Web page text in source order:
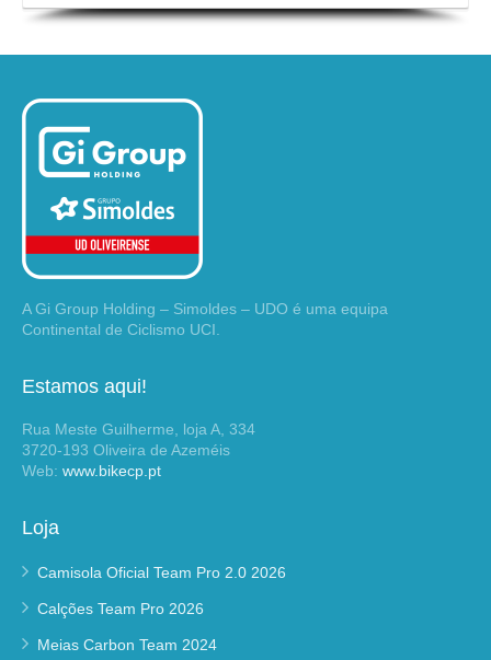
A Gi Group Holding – Simoldes – UDO é uma equipa
Continental de Ciclismo UCI.
Estamos aqui!
Rua Meste Guilherme, loja A, 334
3720-193 Oliveira de Azeméis
Web: www.bikecp.pt
Loja
Camisola Oficial Team Pro 2.0 2026
Calções Team Pro 2026
Meias Carbon Team 2024